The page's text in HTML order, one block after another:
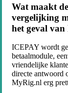
Wat maakt
vergelijking
het geval
ICEPAY wordt
betaalmodule,
vriendelijke
directe antwoord
MyRig.nl erg